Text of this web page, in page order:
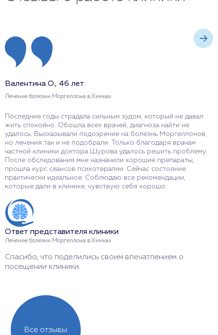
Валентина О., 46 лет.
Лечение болезни Моргеллона в Химках
Последние годы страдала сильным зудом, который не давал
жить спокойно. Обошла всех врачей, диагноза найти не
удалось. Высказывали подозрение на болезнь Моргеллонов,
но лечения так и не подобрали. Только благодаря врачам
частной клиники доктора Шурова удалось решить проблему.
После обследования мне назначили хорошие препараты,
прошла курс сеансов психотерапии. Сейчас состояние
практически идеальное. Соблюдаю все рекомендации,
которые дали в клинике, чувствую себя хорошо.
Ответ представителя клиники
Лечение болезни Моргеллона в Химках
Спасибо, что поделились своим впечатлением о
посещении клиники.
Все отзывы